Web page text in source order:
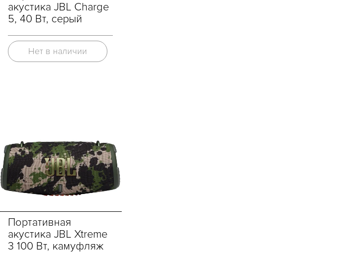
акустика JBL Charge
5, 40 Вт, серый
Нет в наличии
Портативная
акустика JBL Xtreme
3 100 Вт, камуфляж